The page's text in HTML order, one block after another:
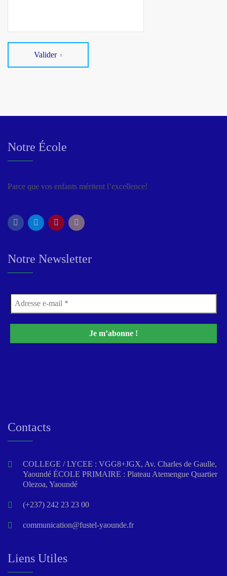
Valider
Notre École
Parce que vos enfants méritent l’excellence!
Notre Newsletter
Contacts
COLLEGE / LYCEE : VGG8+JGX, Av. Charles de Gaulle,
Yaoundé ÉCOLE PRIMAIRE : Plateau Atemengue Quartier
Olezoa, Yaoundé
(+237) 242 23 23 00
communication@fustel-yaounde.fr
Liens Utiles